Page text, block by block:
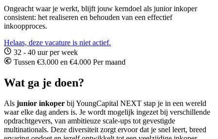
Ongeacht waar je werkt, blijft jouw kerndoel als junior inkoper
consistent: het realiseren en behouden van een effectief
inkoopproces.
Helaas, deze vacature is niet actief.
32 - 40 uur per week
Tussen €3.000 en €4.000 Per maand
Wat ga je doen?
Als junior inkoper bij YoungCapital NEXT stap je in een wereld
waar elke dag anders is. Je wordt mogelijk ingezet bij verschillende
opdrachtgevers, van ambitieuze scale-ups tot gevestigde
multinationals. Deze diversiteit zorgt ervoor dat je snel leert, breed